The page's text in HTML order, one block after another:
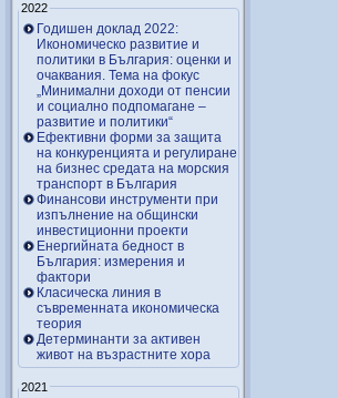
2022
Годишен доклад 2022:
Икономическо развитие и
политики в България: оценки и
очаквания. Тема на фокус
„Минимални доходи от пенсии
и социално подпомагане –
развитие и политики“
Ефективни форми за защита
на конкуренцията и регулиране
на бизнес средата на морския
транспорт в България
Финансови инструменти при
изпълнение на общински
инвестиционни проекти
Енергийната бедност в
България: измерения и
фактори
Класическа линия в
съвременната икономическа
теория
Детерминанти за активен
живот на възрастните хора
2021